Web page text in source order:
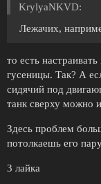
KrylyaNKVD:
Лежачих,
то есть
гусеницы. Так? А
сидячий под
танк сверху можно
Здесь проблем
потолкаешь его
3 лайка